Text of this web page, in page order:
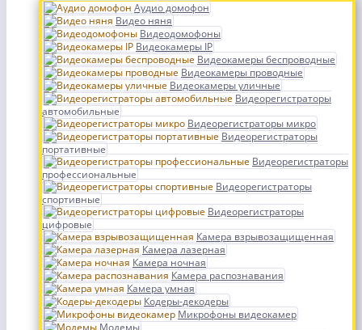
Аудио домофон
Видео няня
Видеодомофоны
Видеокамеры IP
Видеокамеры беспроводные
Видеокамеры проводные
Видеокамеры уличные
Видеорегистраторы
автомобильные
Видеорегистраторы микро
Видеорегистраторы
портативные
Видеорегистраторы
профессиональные
Видеорегистраторы
спортивные
Видеорегистраторы
цифровые
Камера взрывозащищенная
Камера лазерная
Камера ночная
Камера распознавания
Камера умная
Кодеры-декодеры
Микрофоны видеокамер
Модемы